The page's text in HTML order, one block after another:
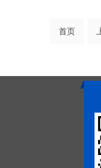
首页